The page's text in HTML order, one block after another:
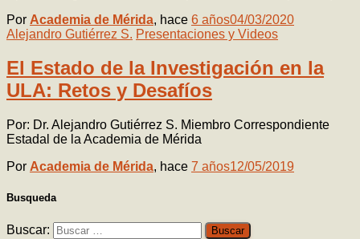
Por Academia de Mérida, hace 6 años04/03/2020
Alejandro Gutiérrez S. Presentaciones y Videos
El Estado de la Investigación en la
ULA: Retos y Desafíos
Por: Dr. Alejandro Gutiérrez S. Miembro Correspondiente
Estadal de la Academia de Mérida
Por Academia de Mérida, hace 7 años12/05/2019
Busqueda
Buscar: